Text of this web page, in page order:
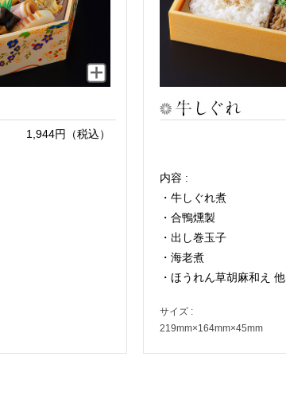
1,944円（税込）
内容 :
・牛しぐれ煮
・合鴨燻製
・出し巻玉子
・海老煮
・ほうれん草胡麻和え 他
サイズ :
219mm×164mm×45mm